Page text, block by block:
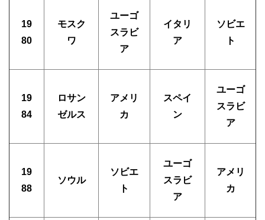
19
80
モスク
ワ
ユーゴ
スラビ
ア
イタリ
ア
ソビエ
ト
19
84
ロサン
ゼルス
アメリ
カ
スペイ
ン
ユーゴ
スラビ
ア
19
88
ソウル
ソビエ
ト
ユーゴ
スラビ
ア
アメリ
カ